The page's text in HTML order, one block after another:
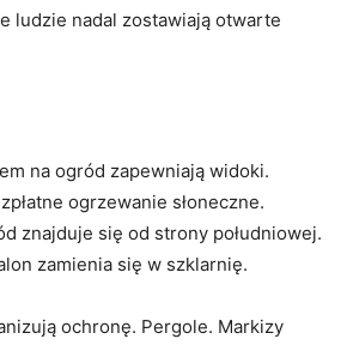
ludzie nadal zostawiają otwarte
na ogród zapewniają widoki.
ogrzewanie słoneczne.
znajduje się od strony południowej.
zamienia się w szklarnię.
ochronę. Pergole. Markizy